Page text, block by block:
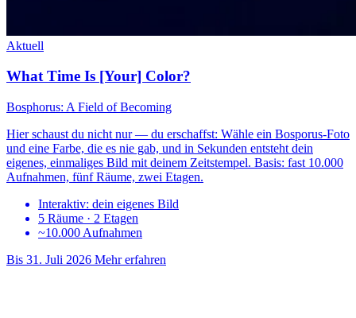
Aktuell
What Time Is [Your] Color?
Bosphorus: A Field of Becoming
Hier schaust du nicht nur — du erschaffst: Wähle ein Bosporus-Foto
und eine Farbe, die es nie gab, und in Sekunden entsteht dein
eigenes, einmaliges Bild mit deinem Zeitstempel. Basis: fast 10.000
Aufnahmen, fünf Räume, zwei Etagen.
Interaktiv: dein eigenes Bild
5 Räume · 2 Etagen
~10.000 Aufnahmen
Bis 31. Juli 2026 Mehr erfahren